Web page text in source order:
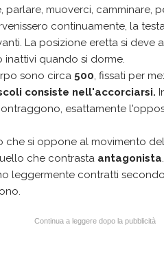
muoverci, camminare,
continuamente, la
La posizione eretta si deve a
inattivi quando si dorme.
sono circa 500, fissati per
consiste nell'accorciarsi.
esattamente
che si oppone al movimento
che contrasta antagonista
leggermente contratti
Continua a leggere dopo la pubblicità